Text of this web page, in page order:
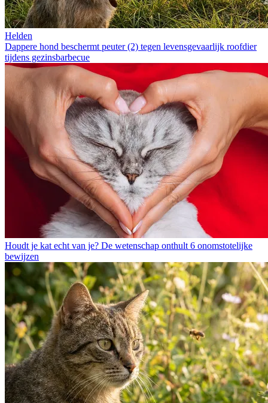
Helden
Dappere hond beschermt peuter (2) tegen levensgevaarlijk roofdier
tijdens gezinsbarbecue
Houdt je kat echt van je? De wetenschap onthult 6 onomstotelijke
bewijzen